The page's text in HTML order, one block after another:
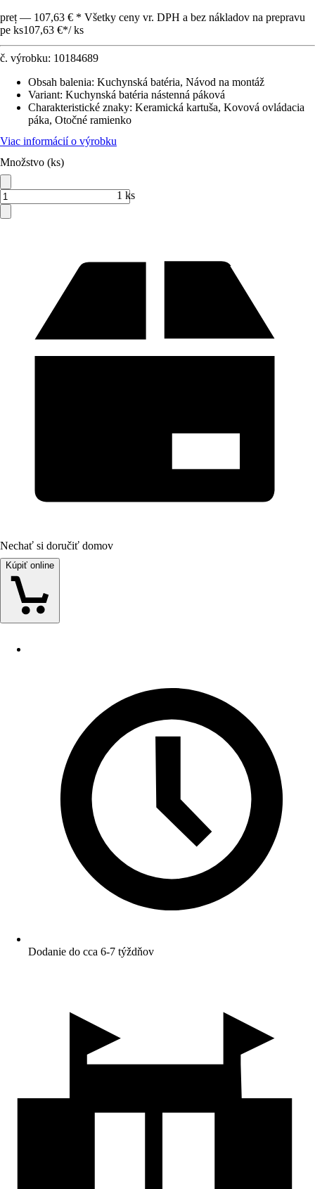
preț — 107,63 € * Všetky ceny vr. DPH a bez nákladov na prepravu
pe ks107,63 €*/ ks
č. výrobku: 10184689
Obsah balenia: Kuchynská batéria, Návod na montáž
Variant: Kuchynská batéria nástenná páková
Charakteristické znaky: Keramická kartuša, Kovová ovládacia
páka, Otočné ramienko
Viac informácií o výrobku
Množstvo (ks)
1 ks
Nechať si doručiť domov
Kúpiť online
Dodanie do cca 6-7 týždňov